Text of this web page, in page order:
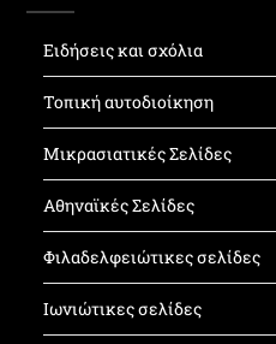
Ειδήσεις και σχόλια
Τοπική αυτοδιοίκηση
Μικρασιατικές Σελίδες
Αθηναϊκές Σελίδες
Φιλαδελφειώτικες σελίδες
Ιωνιώτικες σελίδες